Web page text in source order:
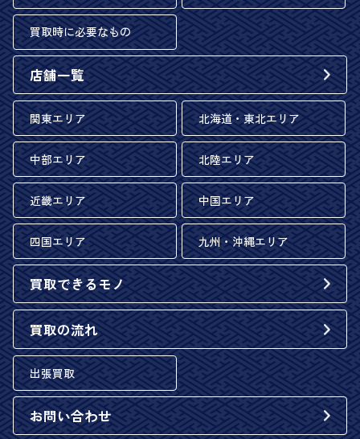
買取時に必要なもの
店舗一覧
関東エリア 北海道・東北エリア
中部エリア 北陸エリア
近畿エリア 中国エリア
四国エリア 九州・沖縄エリア
買取できるモノ
買取の流れ
出張買取
お問い合わせ